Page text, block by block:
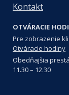
Kontakt
OTVÁRACIE
Pre zobrazenie
Otváracie hodiny
Obedňajšia
11.30 – 12.30